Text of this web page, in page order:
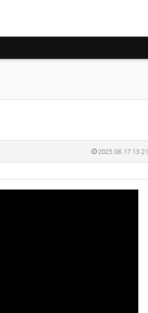
2025.06.17 13:21